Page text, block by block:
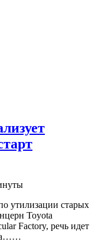
утилизации старых
Toyota
Factory, речь идет